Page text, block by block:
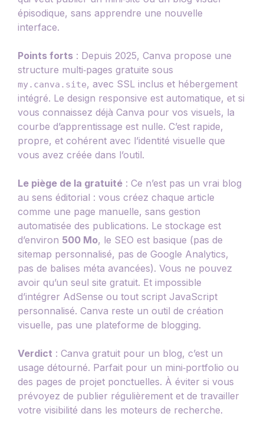
épisodique, sans apprendre une nouvelle
interface.
Points forts : Depuis 2025, Canva propose une
structure multi‑pages gratuite sous
my.canva.site, avec SSL inclus et hébergement
intégré. Le design responsive est automatique, et si
vous connaissez déjà Canva pour vos visuels, la
courbe d’apprentissage est nulle. C’est rapide,
propre, et cohérent avec l’identité visuelle que
vous avez créée dans l’outil.
Le piège de la gratuité : Ce n’est pas un vrai blog
au sens éditorial : vous créez chaque article
comme une page manuelle, sans gestion
automatisée des publications. Le stockage est
d’environ 500 Mo, le SEO est basique (pas de
sitemap personnalisé, pas de Google Analytics,
pas de balises méta avancées). Vous ne pouvez
avoir qu’un seul site gratuit. Et impossible
d’intégrer AdSense ou tout script JavaScript
personnalisé. Canva reste un outil de création
visuelle, pas une plateforme de blogging.
Verdict : Canva gratuit pour un blog, c’est un
usage détourné. Parfait pour un mini‑portfolio ou
des pages de projet ponctuelles. À éviter si vous
prévoyez de publier régulièrement et de travailler
votre visibilité dans les moteurs de recherche.